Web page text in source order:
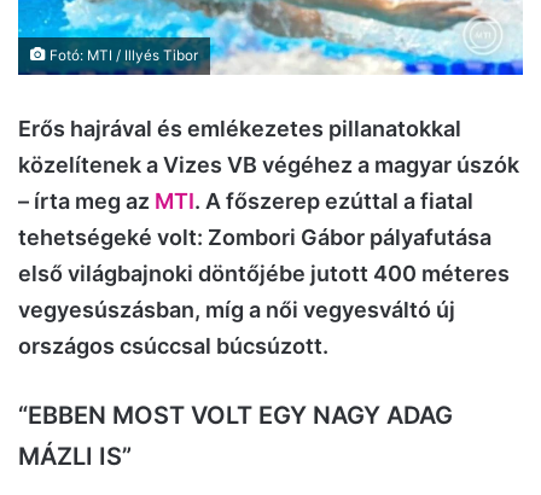
Fotó: MTI / Illyés Tibor
Erős hajrával és emlékezetes pillanatokkal
közelítenek a Vizes VB végéhez a magyar úszók
– írta meg az MTI. A főszerep ezúttal a fiatal
tehetségeké volt: Zombori Gábor pályafutása
első világbajnoki döntőjébe jutott 400 méteres
vegyesúszásban, míg a női vegyesváltó új
országos csúccsal búcsúzott.
“EBBEN MOST VOLT EGY NAGY ADAG
MÁZLI IS”